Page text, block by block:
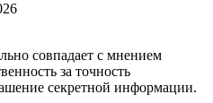
совпадает с мнением
за точность
секретной информации.